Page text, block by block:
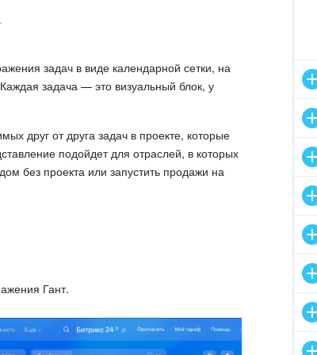
задач в виде календарной сетки, на
задача — это визуальный блок, у
друг от друга задач в проекте, которые
подойдет для отраслей, в которых
без проекта или запустить продажи на
Гант.